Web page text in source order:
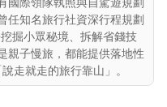
任知名旅行社資深行程規劃
掘小眾秘境、拆解省錢技
親子慢旅，都能提供落地性
走就走的旅行靠山」。